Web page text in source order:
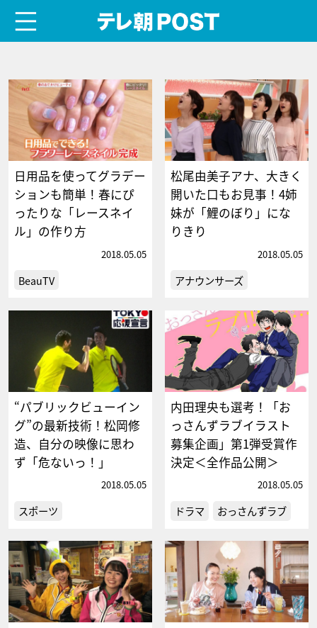
日用品を使ってグラデー
ションも簡単！春にぴ
ったりな「レースネイ
ル」の作り方
2018.05.05
BeauTV
松尾由美子アナ、大きく
開いた口もお見事！4姉
妹が「鯉のぼり」にな
りきり
2018.05.05
アナウンサーズ
“パブリックビューイン
グ”の最新技術！松岡修
造、自分の映像に思わ
ず「危ないっ！」
2018.05.05
スポーツ
内田理央も選考！「お
っさんずラブイラスト
募集企画」第1弾受賞作
決定＜全作品公開＞
2018.05.05
ドラマ おっさんずラブ